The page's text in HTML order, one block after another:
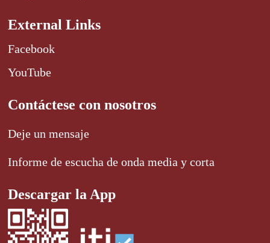
External Links
Facebook
YouTube
Contáctese con nosotros
Deje un mensaje
Informe de escucha de onda media y corta
Descargar la App